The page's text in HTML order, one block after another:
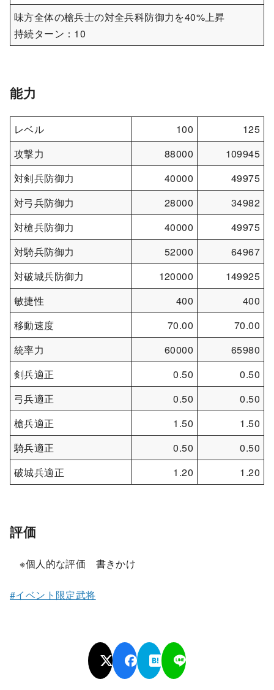
味方全体の槍兵士の対全兵科防御力を40%上昇
持続ターン：10
能力
レベル 100
125
攻撃力
88000
109945
対剣兵防御力
40000
49975
対弓兵防御力
28000
34982
対槍兵防御力
40000
49975
対騎兵防御力
52000
64967
対破城兵防御力
120000
149925
敏捷性
400
400
移動速度
70.00
70.00
統率力
60000
65980
剣兵適正
0.50
0.50
弓兵適正
0.50
0.50
槍兵適正
1.50
1.50
騎兵適正
0.50
0.50
破城兵適正
1.20 1.20
評価
※個人的な評価 書きかけ
#イベント限定武将